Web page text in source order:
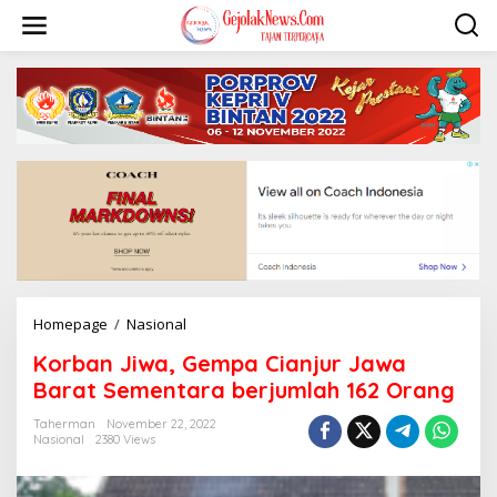
i
Homepage / Nasional
r
b
a
n
Korban Jiwa, Gempa Cianjur Jawa
Barat Sementara berjumlah 162 Orang
Taherman
November 22, 2022
Nasional
2380 Views